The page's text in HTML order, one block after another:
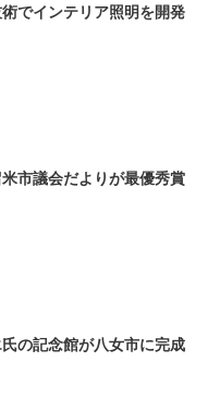
でインテリア照明を開発
市議会だよりが最優秀賞
の記念館が八女市に完成